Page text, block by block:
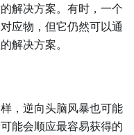
解决方案。有时，一个
应物，但它仍然可以通
解决方案。
，逆向头脑风暴也可能
能会顺应最容易获得的